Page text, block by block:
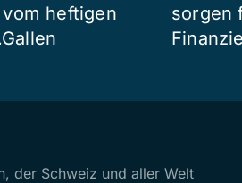
heftigen
sorgen
der Schweiz und aller Welt